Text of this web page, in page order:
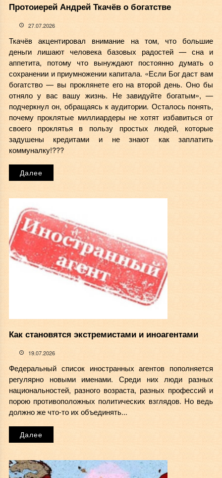
Протоиерей Андрей Ткачёв о богатстве
27.07.2026
Ткачёв акцентировал внимание на том, что большие
деньги лишают человека базовых радостей — сна и
аппетита, потому что вынуждают постоянно думать о
сохранении и приумножении капитала. «Если Бог даст вам
богатство — вы проклянете его на второй день. Оно бы
отняло у вас вашу жизнь. Не завидуйте богатым», —
подчеркнул он, обращаясь к аудитории. Осталось понять,
почему проклятые миллиардеры не хотят избавиться от
своего проклятья в пользу простых людей, которые
задушены кредитами и не знают как заплатить
коммуналку!???
Далее
Как становятся экстремистами и иноагентами
19.07.2026
Федеральный список иностранных агентов пополняется
регулярно новыми именами. Среди них люди разных
национальностей, разного возраста, разных профессий и
порою противоположных политических взглядов. Но ведь
должно же что-то их объединять...
Далее